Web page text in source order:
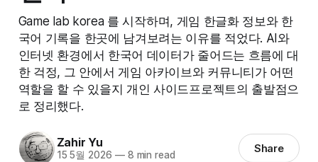
Game lab korea 를 시작하며, 게임 한글화 정보와 한
국어 기록을 한곳에 남겨보려는 이유를 적었다. AI와
인터넷 환경에서 한국어 데이터가 줄어드는 흐름에 대
한 걱정, 그 안에서 게임 아카이브와 커뮤니티가 어떤
역할을 할 수 있을지 개인 사이드프로젝트의 출발점으
로 정리했다.
Zahir Yu
15 5월 2026 —8 min read Share